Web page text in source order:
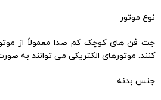
نوع موتور
جت فن های کوچک کم صدا معمولاً از
کنند. موتورهای الکتریکی می توانند به
جنس بدنه